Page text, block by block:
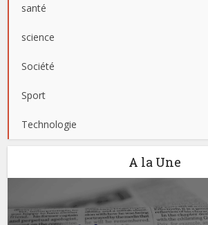
santé
science
Société
Sport
Technologie
A la Une